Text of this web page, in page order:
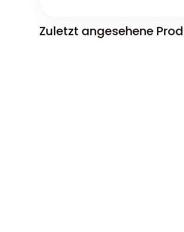
Zuletzt angesehene